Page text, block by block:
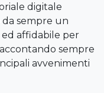
digitale
da sempre un
affidabile per
sempre
avvenimenti